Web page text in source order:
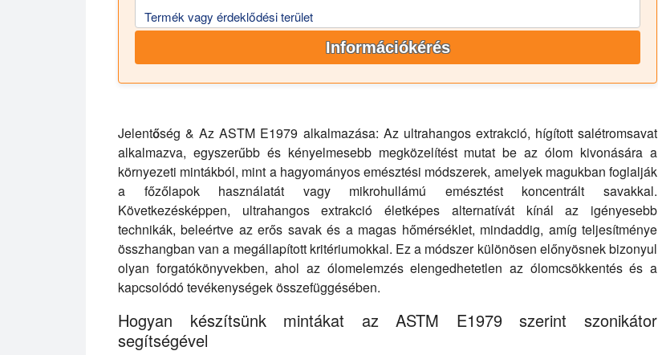
Termék vagy érdeklődési terület
Információkérés
Jelentőség & Az ASTM E1979 alkalmazása: Az ultrahangos extrakció, hígított salétromsavat
alkalmazva, egyszerűbb és kényelmesebb megközelítést mutat be az ólom kivonására a
környezeti mintákból, mint a hagyományos emésztési módszerek, amelyek magukban foglalják
a főzőlapok használatát vagy mikrohullámú emésztést koncentrált savakkal.
Következésképpen, ultrahangos extrakció életképes alternatívát kínál az igényesebb
technikák, beleértve az erős savak és a magas hőmérséklet, mindaddig, amíg teljesítménye
összhangban van a megállapított kritériumokkal. Ez a módszer különösen előnyösnek bizonyul
olyan forgatókönyvekben, ahol az ólomelemzés elengedhetetlen az ólomcsökkentés és a
kapcsolódó tevékenységek összefüggésében.
Hogyan készítsünk mintákat az ASTM E1979 szerint szonikátor
segítségével